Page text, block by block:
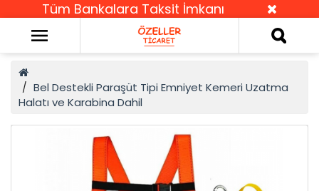
Tüm Bankalara Taksit İmkanı
Bel Destekli Paraşüt Tipi Emniyet Kemeri Uzatma
Halatı ve Karabina Dahil